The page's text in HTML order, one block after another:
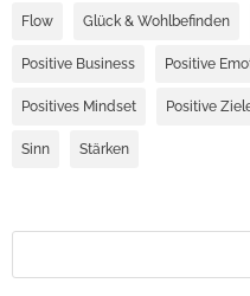
Flow Glück & Wohlbefinden
Positive Business Positive
Positives Mindset Positive
Sinn Stärken